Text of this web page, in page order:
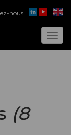
nous
(8